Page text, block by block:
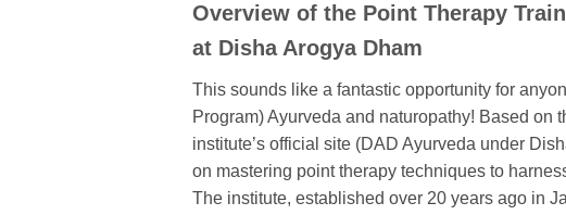
Overview of the Point Therapy
at Disha Arogya Dham
This sounds like a fantastic opportunity for
Program) Ayurveda and naturopathy! Based on
institute’s official site (DAD Ayurveda under
on mastering point therapy techniques to
The institute, established over 20 years ago in